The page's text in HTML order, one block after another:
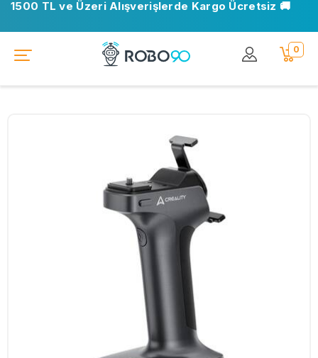
1500 TL ve Üzeri Alışverişlerde Kargo Ücretsiz 🚚
0